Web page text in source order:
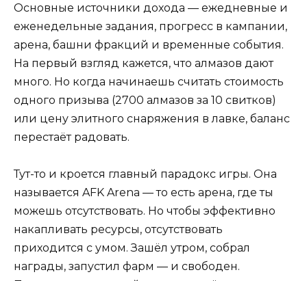
Основные источники дохода — ежедневные и
еженедельные задания, прогресс в кампании,
арена, башни фракций и временные события.
На первый взгляд кажется, что алмазов дают
много. Но когда начинаешь считать стоимость
одного призыва (2700 алмазов за 10 свитков)
или цену элитного снаряжения в лавке, баланс
перестаёт радовать.
Тут-то и кроется главный парадокс игры. Она
называется AFK Arena — то есть арена, где ты
можешь отсутствовать. Но чтобы эффективно
накапливать ресурсы, отсутствовать
приходится с умом. Зашёл утром, собрал
награды, запустил фарм — и свободен.